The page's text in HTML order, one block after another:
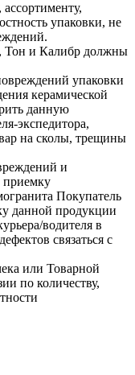
упаковки, не
Тон и Калибр должны
упаковки
керамической
данную
экспедитора,
на сколы, трещины
и
приемку
Покупатель
данной продукции
водителя в
связаться с
или Товарной
по количеству,